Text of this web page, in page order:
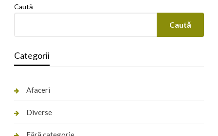
Caută
Caută
Categorii
Afaceri
Diverse